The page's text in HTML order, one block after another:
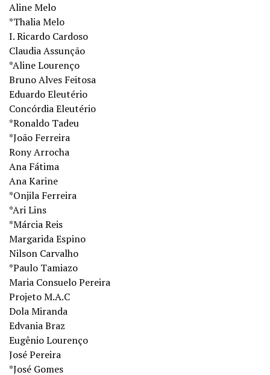
Aline Melo
*Thalia Melo
I. Ricardo Cardoso
Claudia Assunção
*Aline Lourenço
Bruno Alves Feitosa
Eduardo Eleutério
Concórdia Eleutério
*Ronaldo Tadeu
*João Ferreira
Rony Arrocha
Ana Fátima
Ana Karine
*Onjila Ferreira
*Ari Lins
*Márcia Reis
Margarida Espino
Nilson Carvalho
*Paulo Tamiazo
Maria Consuelo Pereira
Projeto M.A.C
Dola Miranda
Edvania Braz
Eugênio Lourenço
José Pereira
*José Gomes